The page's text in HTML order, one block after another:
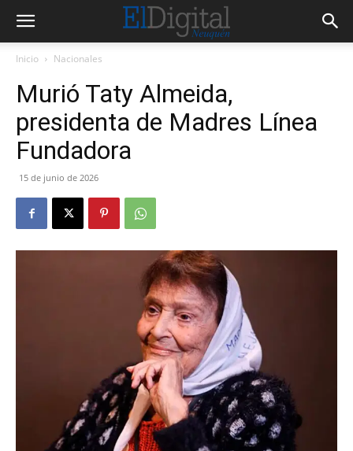
Inicio Nacionales
Murió Taty Almeida,
presidenta de Madres Línea
Fundadora
15 de junio de 2026